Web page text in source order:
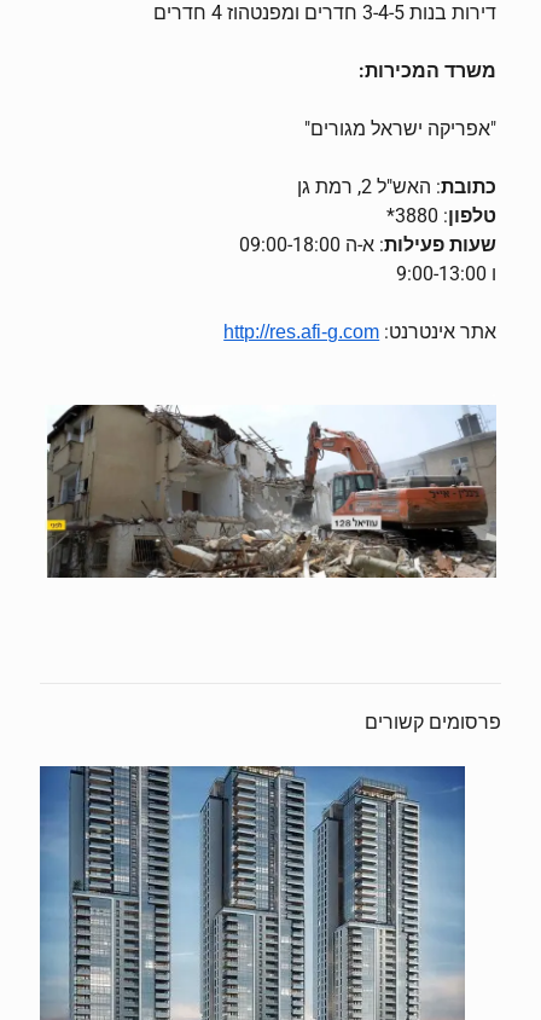
דירות בנות 3-4-5 חדרים ומפנטהוז 4 חדרים
משרד המכירות:
"אפריקה ישראל מגורים"
כתובת: האש"ל 2, רמתגן
טלפון: 3880*
שעות פעילות: א-ה 09:00-18:00
ו 9:00-13:00
אתר אינטרנט: http://res.afi-g.com
פרסומים קשורים